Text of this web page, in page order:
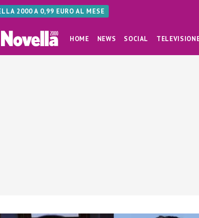
2000 A 0,99 EURO AL MESE
HOME NEWS SOCIAL